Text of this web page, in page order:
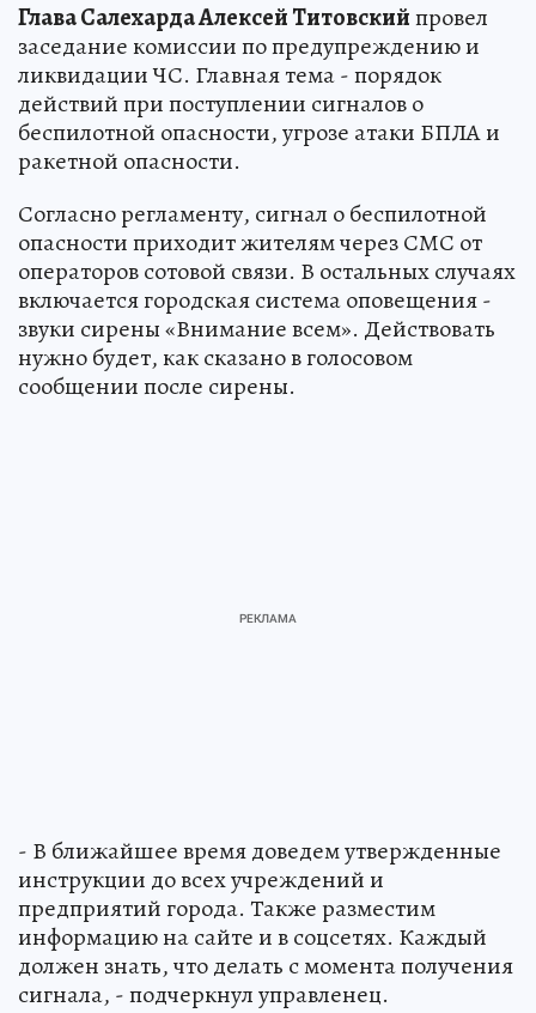
Глава Салехарда Алексей Титовскийпровел
заседание комиссии по предупреждению и
ликвидации ЧС. Главная тема - порядок
действий при поступлении сигналов о
беспилотной опасности, угрозе атаки БПЛА и
ракетной опасности.
Согласно регламенту, сигнал о беспилотной
опасности приходит жителям через СМС от
операторов сотовой связи. В остальных случаях
включается городская система оповещения -
звуки сирены «Внимание всем». Действовать
нужно будет, как сказано в голосовом
сообщении после сирены.
- В ближайшее время доведем утвержденные
инструкции до всех учреждений и
предприятий города. Также разместим
информацию на сайте и в соцсетях. Каждый
должен знать, что делать с момента получения
сигнала, - подчеркнул управленец.